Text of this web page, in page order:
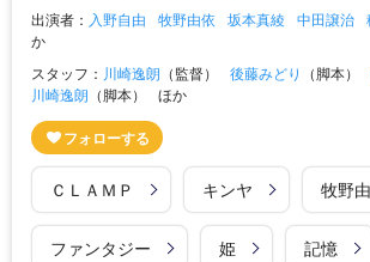
出演者： 入野自由 牧野由依 坂本真綾 中田譲治
か
スタッフ： 川崎逸朗 （監督） 後藤みどり （脚本）
川崎逸朗 （脚本） ほか
ＣＬＡＭＰ キンヤ 牧野
ファンタジー 姫 記憶